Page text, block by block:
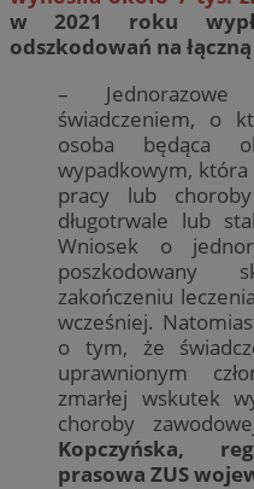
w 2021 roku
odszkodowań na
– Jednorazowe
świadczeniem, o
osoba będąca
wypadkowym,
pracy lub
długotrwale lub
Wniosek o
poszkodowany
zakończeniu
wcześniej.
o tym, że
uprawnionym
zmarłej wskutek
choroby
Kopczyńska,
prasowa ZUS